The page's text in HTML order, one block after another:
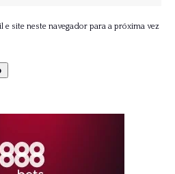
e site neste navegador para a próxima vez